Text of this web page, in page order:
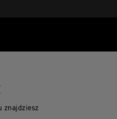
znajdziesz